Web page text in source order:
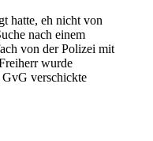
hatte, eh nicht von
nach einem
von der Polizei mit
wurde
GvG verschickte